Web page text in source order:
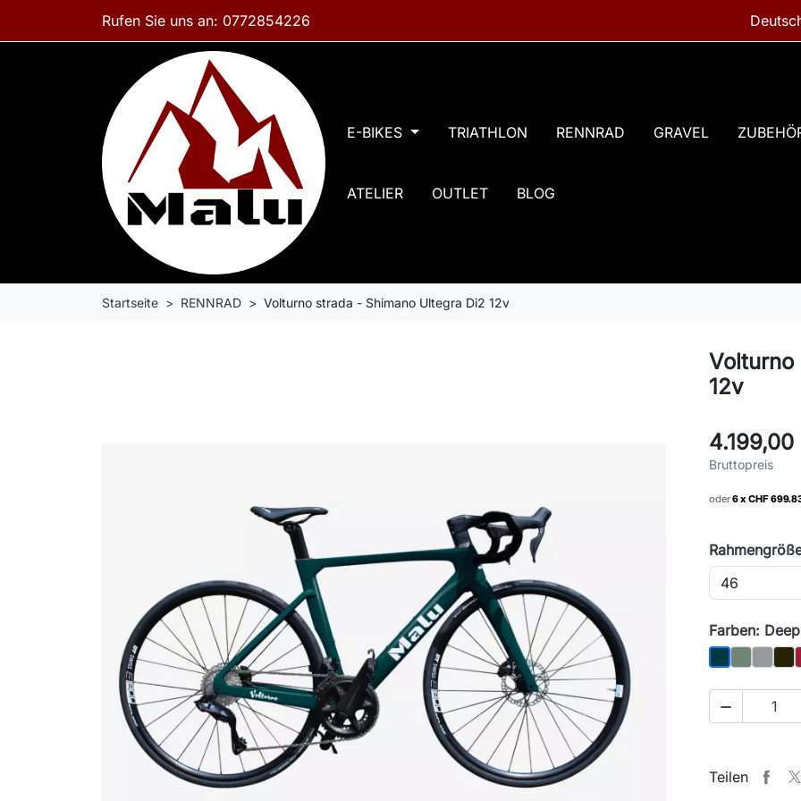
Rufen Sie uns an: 0772854226
E-BIKES TRIATHLON RENNRAD GRAVEL
ATELIER OUTLET BLOG
Startseite RENNRAD Volturno strada - Shimano Ultegra Di2 12v
Volturno
12v
4.199,00
Bruttopreis
oder6 x CHF
Farben:
Deep petrol
Matcha
Steel

Teilen